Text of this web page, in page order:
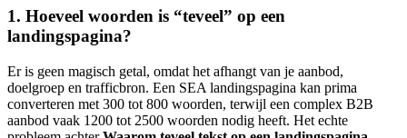
1. Hoeveel woorden is “teveel” op een
landingspagina?
Er is geen magisch getal, omdat het afhangt van je aanbod,
doelgroep en trafficbron. Een SEA landingspagina kan prima
converteren met 300 tot 800 woorden, terwijl een complex B2B
aanbod vaak 1200 tot 2500 woorden nodig heeft. Het echte